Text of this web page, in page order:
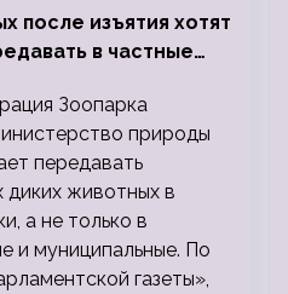
после изъятия хотят
в частные
Зоопарка
природы
передавать
диких животных в
а не только в
и муниципальные. По
газеты»,